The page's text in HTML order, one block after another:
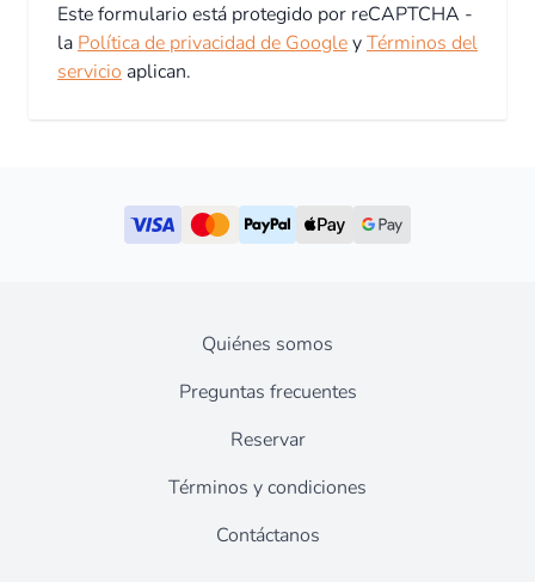
Este formulario está protegido por reCAPTCHA -
la Política de privacidad de GoogleyTérminos del
servicio aplican.
Quiénes somos
Preguntas frecuentes
Reservar
Términos y condiciones
Contáctanos